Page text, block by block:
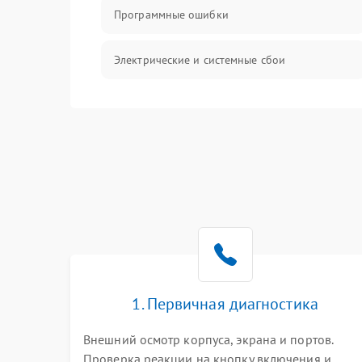
Программные ошибки
Электрические и системные сбои
Система охлаждения
1. Первичная диагностика
Внешний осмотр корпуса, экрана и портов.
Проверка реакции на кнопку включения и